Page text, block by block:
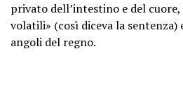
privato dell’intestino e del
volatili» (così diceva la
angoli del regno.